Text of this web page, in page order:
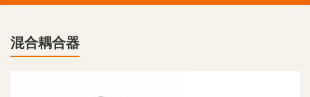
混合耦合器